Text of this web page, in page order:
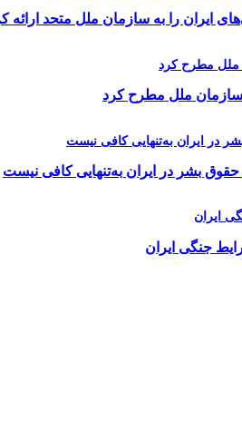
ایران را به سازمان ملل متحد ارائه
سازمان ملل مطرح کرد
بشر در ایران به‌تنهایی کافی نیست
جنگی ایران